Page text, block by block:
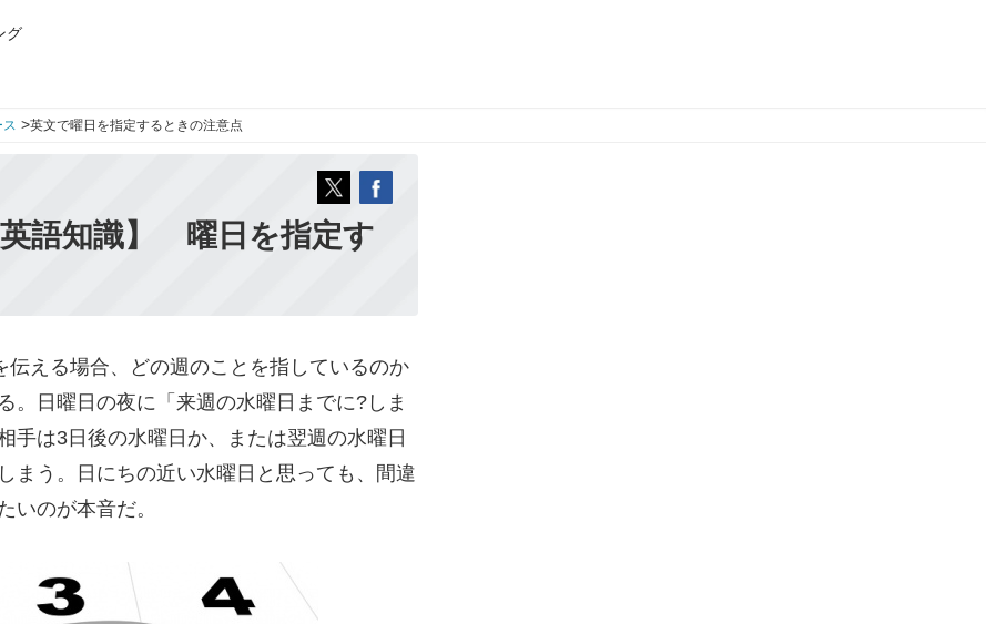
グ
ス >英文で曜日を指定するときの注意点
語知識】 曜日を指定す
える場合、どの週のことを指しているのか
。日曜日の夜に「来週の水曜日までに?しま
手は3日後の水曜日か、または翌週の水曜日
まう。日にちの近い水曜日と思っても、間違
いのが本音だ。